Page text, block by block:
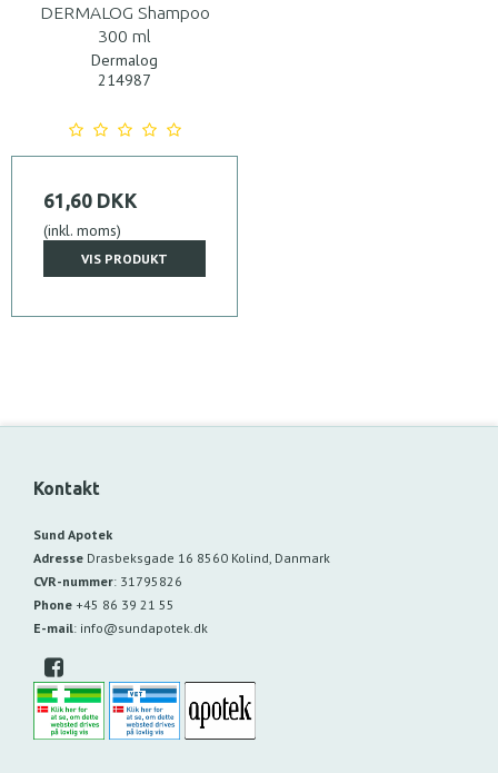
DERMALOG Shampoo
300 ml
Dermalog
214987
61,60 DKK
(inkl. moms)
VIS PRODUKT
Kontakt
Sund Apotek
Adresse Drasbeksgade 16 8560 Kolind, Danmark
CVR-nummer: 31795826
Phone +45 86 39 21 55
E-mail: info@sundapotek.dk